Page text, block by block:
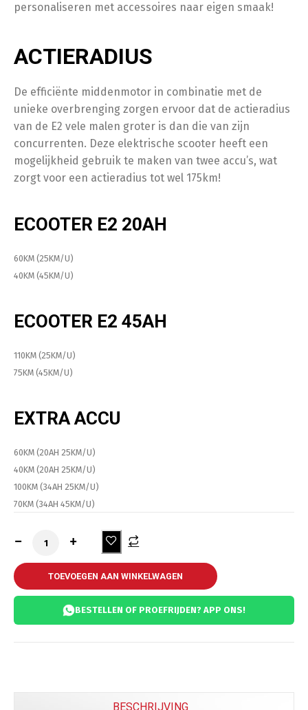
personaliseren met accessoires naar eigen smaak!
ACTIERADIUS
De efficiënte middenmotor in combinatie met de
unieke overbrenging zorgen ervoor dat de actieradius
van de E2 vele malen groter is dan die van zijn
concurrenten. Deze elektrische scooter heeft een
mogelijkheid gebruik te maken van twee accu’s, wat
zorgt voor een actieradius tot wel 175km!
ECOOTER E2 20AH
60KM (25KM/U)
40KM (45KM/U)
ECOOTER E2 45AH
110KM (25KM/U)
75KM (45KM/U)
EXTRA ACCU
60KM (20AH 25KM/U)
40KM (20AH 25KM/U)
100KM (34AH 25KM/U)
70KM (34AH 45KM/U)
TOEVOEGEN AAN WINKELWAGEN
BESTELLEN OF PROEFRIJDEN? APP ONS!
BESCHRIJVING